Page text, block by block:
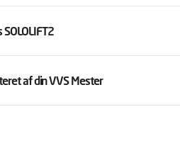
af din VVS Mester